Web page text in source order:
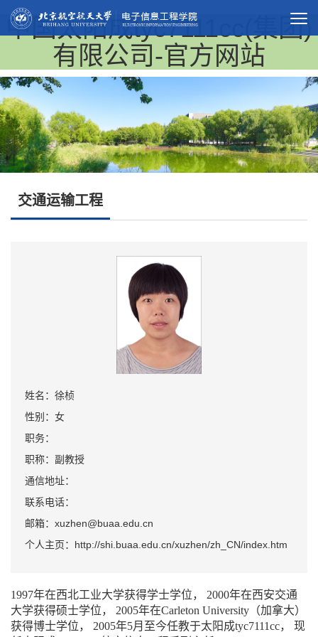
中国太阳成tyc7111cc(集团)
有限公司-官方网站
交通运输工程
姓名：徐桢
性别：女
职务：
职称：副教授
通信地址：
联系电话：
邮箱：xuzhen@buaa.edu.cn
个人主页：http://shi.buaa.edu.cn/xuzhen/zh_CN/index.htm
1997年在西北工业大学获得学士学位，
2000年在西安交通
大学获得硕士学位，
2005年在Carleton University（加拿大）
获得博士学位，
2005年5月至今任教于太阳成tyc7111cc，
现